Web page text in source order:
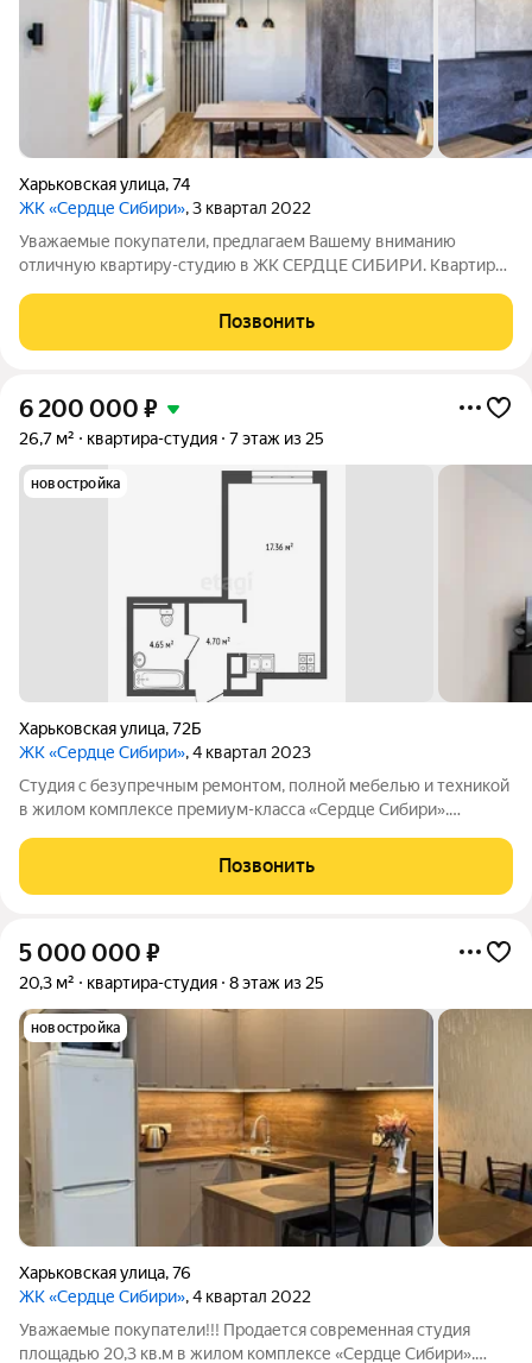
Харьковская улица,74
ЖК «Сердце Сибири», 3 квартал 2022
Уважаемые покупатели, предлагаем Вашему вниманию
отличную квартиру-студию в ЖК СЕРДЦЕ СИБИРИ. Квартира
зону отдыха. Хорошая прихожая, функциональный санузел.
Прекрасный вариант для студента,
Позвонить
6 200 000 ₽
26,7 м² квартира-студия 7 этаж из 25
новостройка
Харьковская улица,72Б
ЖК «Сердце Сибири», 4 квартал 2023
Студия с безупречным ремонтом, полной мебелью и техникой
в жилом комплексе премиум-класса «Сердце Сибири».
оснащение выполнены с заботой о будущих владельцах. Во
дворе оборудованы
Позвонить
5 000 000 ₽
20,3 м² квартира-студия 8 этаж из 25
новостройка
Харьковская улица,76
ЖК «Сердце Сибири», 4 квартал 2022
Уважаемые покупатели!!! Продается современная студия
площадью 20,3 кв.м в жилом комплексе «Сердце Сибири».